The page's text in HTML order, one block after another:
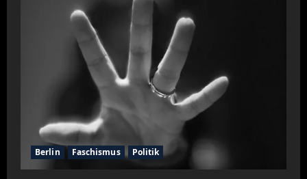
Berlin Faschismus Politik